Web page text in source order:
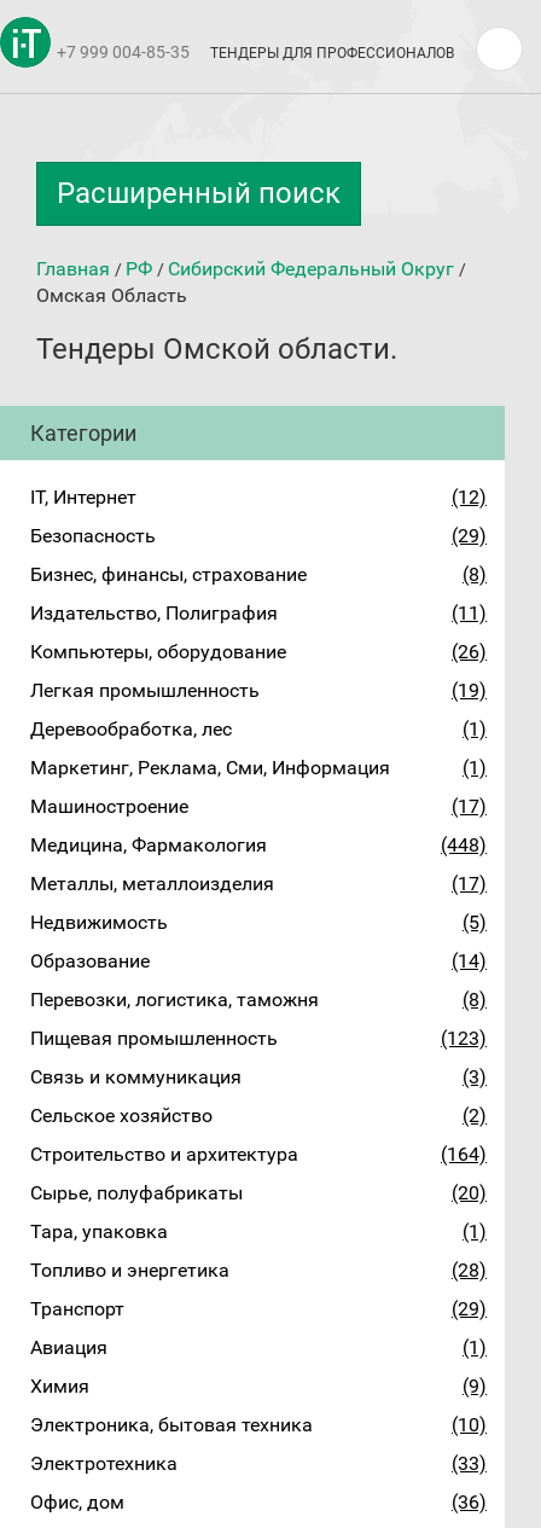
+7 999 004-85-35 ТЕНДЕРЫ ДЛЯ ПРОФЕССИОНАЛОВ
Расширенный поиск
Главная / РФ / Сибирский Федеральный Округ /
Омская Область
Тендеры Омской области.
Категории
IT, Интернет
(12)
Безопасность
(29)
Бизнес, финансы, страхование
(8)
Издательство, Полиграфия
(11)
Компьютеры, оборудование
(26)
Легкая промышленность
(19)
Деревообработка, лес
(1)
Маркетинг, Реклама, Сми, Информация
(1)
Машиностроение
(17)
Медицина, Фармакология
(448)
Металлы, металлоизделия
(17)
Недвижимость
(5)
Образование
(14)
Перевозки, логистика, таможня
(8)
Пищевая промышленность
(123)
Связь и коммуникация
(3)
Сельское хозяйство
(2)
Строительство и архитектура
(164)
Сырье, полуфабрикаты
(20)
Тара, упаковка
(1)
Топливо и энергетика
(28)
Транспорт
(29)
Авиация
(1)
Химия
(9)
Электроника, бытовая техника
(10)
Электротехника
(33)
Офис, дом
(36)